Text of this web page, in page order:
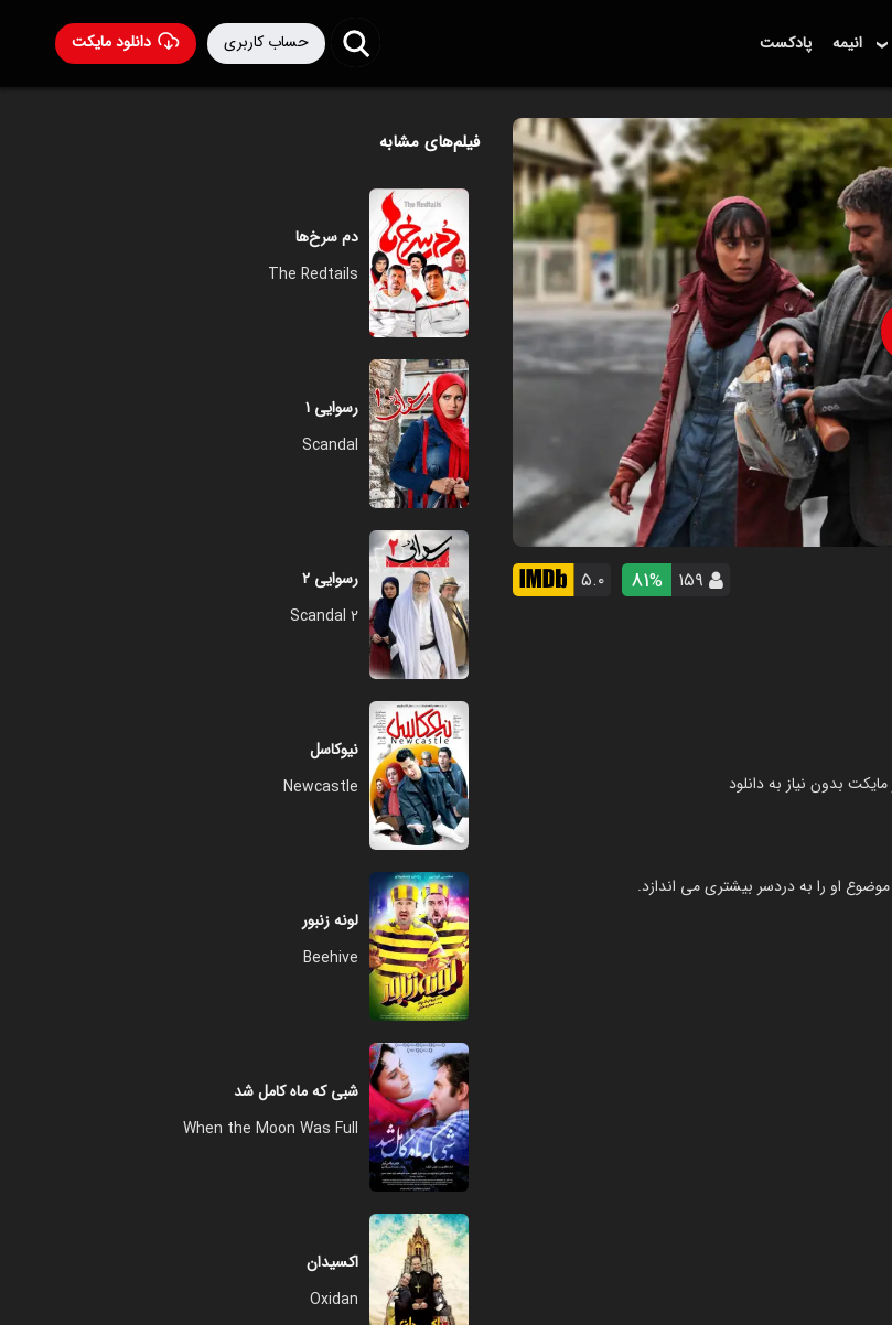
دانلود مایکت حساب کاربری انیمه پادکست
۱۵۹ 81% ۵.۰
فیلم‌های مشابه
دم سرخ‌ها
The Redtails
رسوایی ۱
Scandal
رسوایی ۲
Scandal 2
نیوکاسل
Newcastle
لونه زنبور
Beehive
شبی که ماه کامل شد
When the Moon Was Full
اکسیدان
Oxidan